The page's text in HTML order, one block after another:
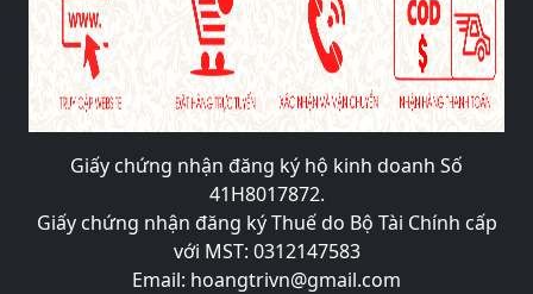
Giấy chứng nhận đăng ký hộ kinh doanh Số
41H8017872.
Giấy chứng nhận đăng ký Thuế do Bộ Tài Chính cấp
với MST: 0312147583
Email: hoangtrivn@gmail.com